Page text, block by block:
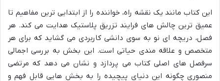
این کتاب مانند یک نقشه راه، خواننده را از ابتدایی ترین مفاهیم تا
عمیق ترین چالش های فرایند تزریق پلاستیک هدایت می کند. هر
فصل، دریچه ای نو به سوی دانشی کاربردی می گشاید که برای هر
متخصص و علاقه مندی حیاتی است. این بخش به بررسی اجمالی
سرفصل های اصلی کتاب می پردازد و نشان می دهد که مرتضی
منصوری چگونه این دنیای پیچیده را به بخش هایی قابل فهم و